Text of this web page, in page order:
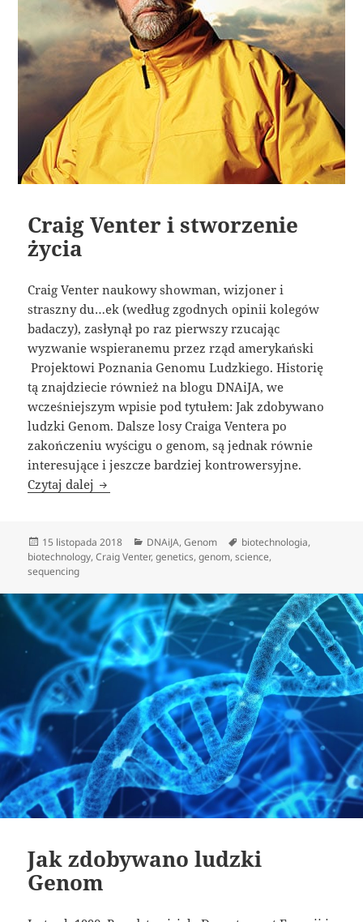
Craig Venter i stworzenie
życia
Craig Venter naukowy showman, wizjoner i
straszny du…ek (według zgodnych opinii kolegów
badaczy), zasłynął po raz pierwszy rzucając
wyzwanie wspieranemu przez rząd amerykański
Projektowi Poznania Genomu Ludzkiego. Historię
tą znajdziecie również na blogu DNAiJA, we
wcześniejszym wpisie pod tytułem: Jak zdobywano
ludzki Genom.Dalsze losy Craiga Ventera po
zakończeniu wyścigu o genom, są jednak równie
interesujące i jeszcze bardziej kontrowersyjne.
Czytaj dalej Craig Venter i stworzenie życia
Data
publikacji
15 listopada 2018 Kategorie
DNAiJA,Genom Tagi
biotechnologia,
biotechnology,Craig Venter,genetics,genom,science,
sequencing
Jak zdobywano ludzki
Genom